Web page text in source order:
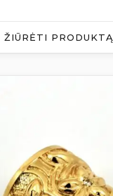
ŽIŪRĖTI PRODUKTĄ